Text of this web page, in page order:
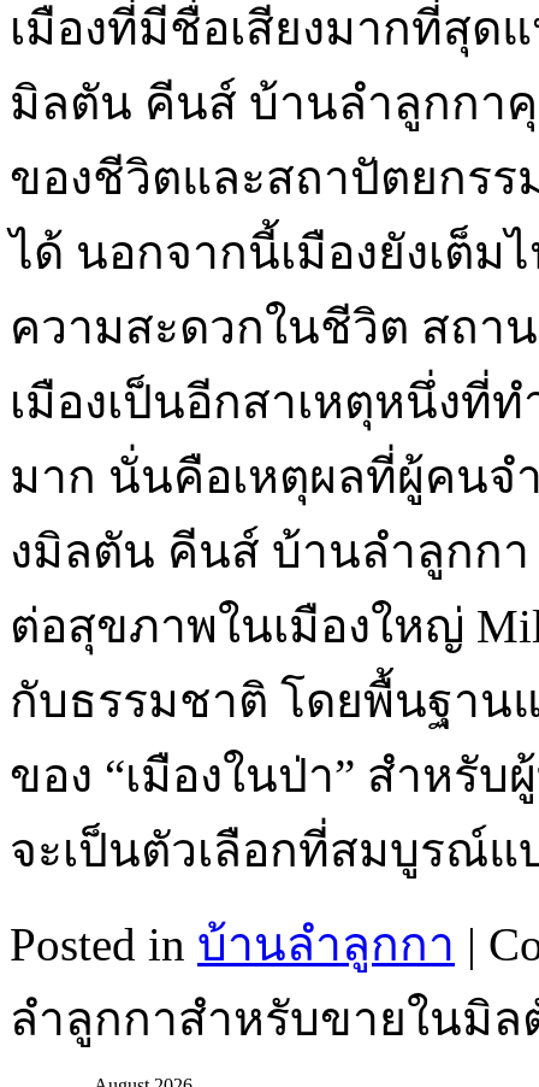
เมืองที่มีชื่อเสียงมากที่สุด
มิลตัน คีนส์ บ้านลำลูกกา
ของชีวิตและสถาปัตยกรร
ได้ นอกจากนี้เมืองยังเต็ม
ความสะดวกในชีวิต สถา
เมืองเป็นอีกสาเหตุหนึ่งที่
มาก นั่นคือเหตุผลที่ผู้คนจ
งมิลตัน คีนส์ บ้านลำลูกกา
ต่อสุขภาพในเมืองใหญ่
กับธรรมชาติ โดยพื้นฐาน
ของ “เมืองในป่า” สำหรับ
จะเป็นตัวเลือกที่สมบูรณ์แ
Posted in บ้านลำลูกกา |
ลำลูกกาสำหรับขายในมิ